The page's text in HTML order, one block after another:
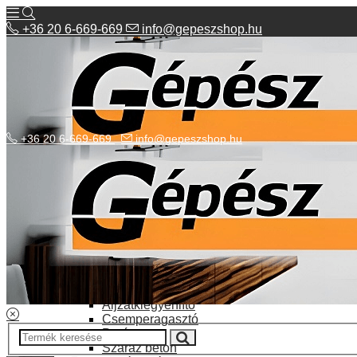
+36 20 6-669-669 info@gepeszshop.hu
Kategóriák menü
Bolhapiac
Burkolatok
Elektromos fűtés
Építkezés, fejújítás
Alapozó festék
Aljzatkiegyenlítő
Csemperagasztó
Poráru
Száraz beton
+36 20 6-669-669 info@gepeszshop.hu